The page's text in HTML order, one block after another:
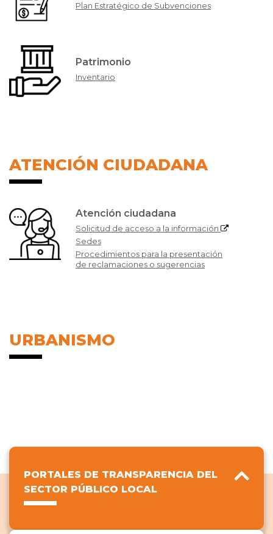
Plan Estratégico de Subvenciones
Patrimonio
Inventario
ATENCIÓN CIUDADANA
Atención ciudadana
Solicitud de acceso a la información
Sedes
Procedimientos para la presentación
de reclamaciones o sugerencias
URBANISMO
PORTALES DE TRANSPARENCIA DEL
SECTOR PÚBLICO LOCAL